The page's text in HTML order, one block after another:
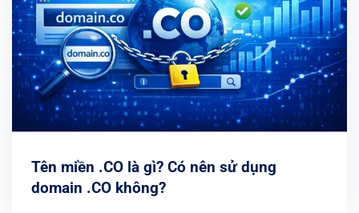
Tên miền .CO là gì? Có nên sử dụng
domain .CO không?